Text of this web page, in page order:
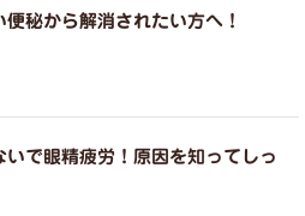
秘から解消されたい方へ！
いで眼精疲労！原因を知ってしっ